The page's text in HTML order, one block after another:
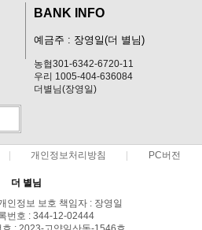
BANK INFO
예금주 : 장영일(더 별님)
농협301-6342-6720-11
우리 1005-404-636084
더별님(장영일)
개인정보처리방침 PC버전
더 별님
인정보 보호 책임자 : 장영일
번호 : 344-12-02444